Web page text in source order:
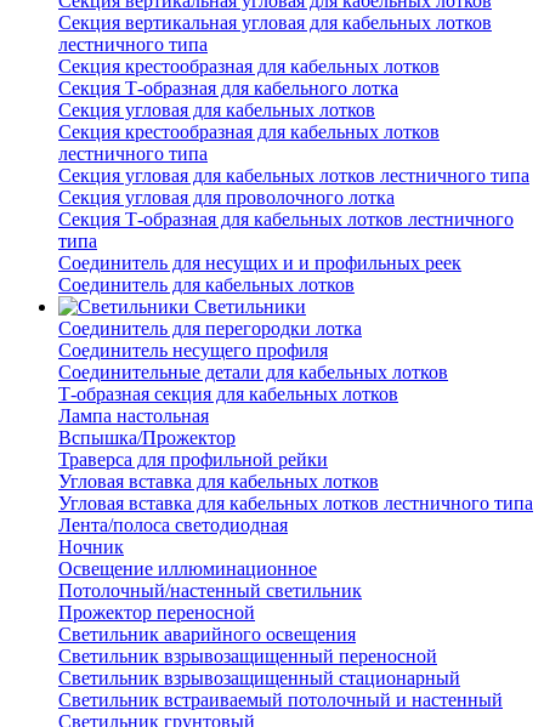
Секция вертикальная угловая для кабельных лотков
лестничного типа
Секция крестообразная для кабельных лотков
Секция Т-образная для кабельного лотка
Секция угловая для кабельных лотков
Секция крестообразная для кабельных лотков
лестничного типа
Секция угловая для кабельных лотков лестничного типа
Секция угловая для проволочного лотка
Секция Т-образная для кабельных лотков лестничного
типа
Соединитель для несущих и и профильных реек
Соединитель для кабельных лотков
Светильники
Соединитель для перегородки лотка
Соединитель несущего профиля
Соединительные детали для кабельных лотков
Т-образная секция для кабельных лотков
Лампа настольная
Вспышка/Прожектор
Траверса для профильной рейки
Угловая вставка для кабельных лотков
Угловая вставка для кабельных лотков лестничного типа
Лента/полоса светодиодная
Ночник
Освещение иллюминационное
Потолочный/настенный светильник
Прожектор переносной
Светильник аварийного освещения
Светильник взрывозащищенный переносной
Светильник взрывозащищенный стационарный
Светильник встраиваемый потолочный и настенный
Светильник грунтовый